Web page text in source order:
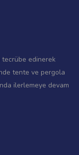
tecrübe edinerek
tente ve pergola
ilerlemeye devam